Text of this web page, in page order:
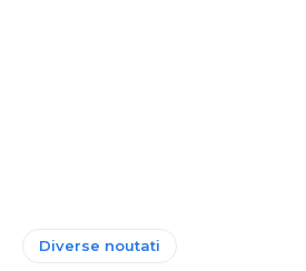
Diverse noutati